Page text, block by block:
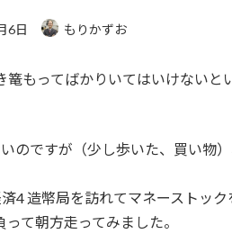
6日 もりかずお
もってばかりいてはいけないと
のですが（少し歩いた、買い物
4 造幣局を訪れてマネーストッ
て朝方走ってみました。